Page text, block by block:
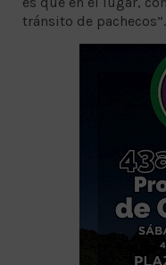
tránsito de pachecos”.